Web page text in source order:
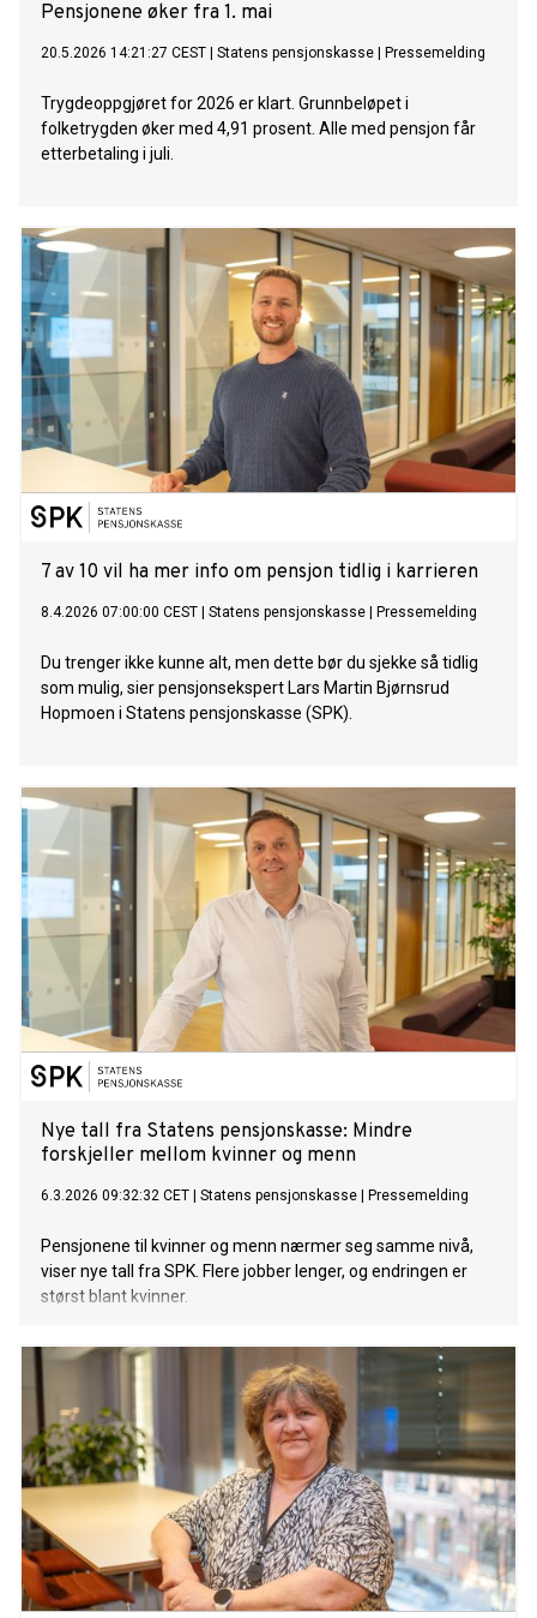
Pensjonene øker fra 1. mai
20.5.2026 14:21:27 CEST Statens pensjonskasse Pressemelding
Trygdeoppgjøret for 2026 er klart. Grunnbeløpet i
folketrygden øker med 4,91 prosent. Alle med pensjon får
etterbetaling i juli.
7 av 10 vil ha mer info om pensjon tidlig i karrieren
8.4.2026 07:00:00 CEST Statens pensjonskasse Pressemelding
Du trenger ikke kunne alt, men dette bør du sjekke så tidlig
som mulig, sier pensjonsekspert Lars Martin Bjørnsrud
Hopmoen i Statens pensjonskasse (SPK).
Nye tall fra Statens pensjonskasse: Mindre
forskjeller mellom kvinner og menn
6.3.2026 09:32:32 CET Statens pensjonskasse Pressemelding
Pensjonene til kvinner og menn nærmer seg samme nivå,
viser nye tall fra SPK. Flere jobber lenger, og endringen er
størst blant kvinner.